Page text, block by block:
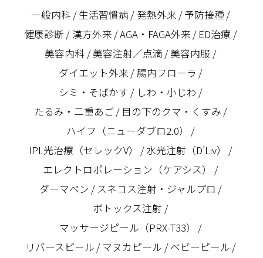
一般内科 生活習慣病 発熱外来
予防接種
健康診断
漢方外来 AGA・FAGA外来
ED治療
美容内科
美容注射／点滴
美容内服
ダイエット外来
腸内フローラ
シミ・そばかす
しわ・小じわ
たるみ・二重あご
目の下のクマ・くすみ
ハイフ（ニューダブロ2.0）
IPL光治療（セレックV）
水光注射（D’Liv）
エレクトロポレーション（ケアシス）
ダーマペン
スネコス注射・ジャルプロ
ボトックス注射
マッサージピール（PRX-T33）
リバースピール
マヌカピール
ベビーピール